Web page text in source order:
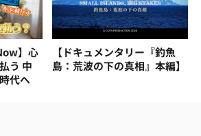
】心
う 中
代へ
【ドキュメンタリー『釣魚
島：荒波の下の真相』本編】